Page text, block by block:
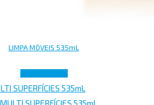
LIMPA MÓVEIS 535mL